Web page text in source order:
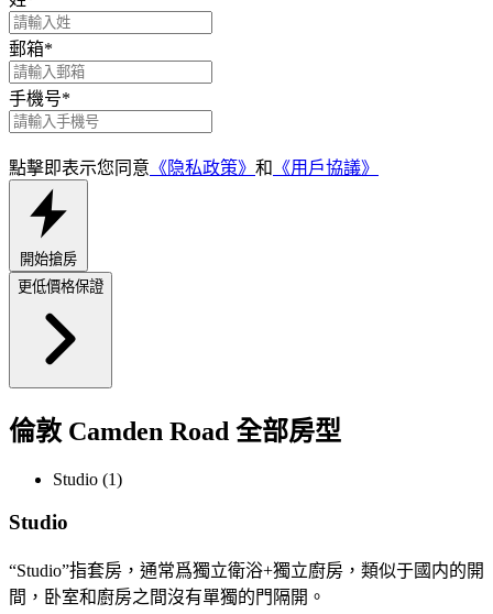
郵箱*
手機号*
點擊即表示您同意 《隐私政策》 和 《用戶協議》
開始搶房
更低價格保證
倫敦 Camden Road 全部房型
Studio (1)
Studio
“Studio”指套房，通常爲獨立衛浴+獨立廚房，類似于國内的開
間，卧室和廚房之間沒有單獨的門隔開。